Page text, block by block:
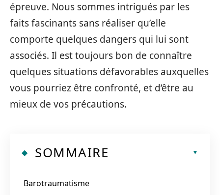
épreuve. Nous sommes intrigués par les
faits fascinants sans réaliser qu’elle
comporte quelques dangers qui lui sont
associés. Il est toujours bon de connaître
quelques situations défavorables auxquelles
vous pourriez être confronté, et d’être au
mieux de vos précautions.
SOMMAIRE
Barotraumatisme